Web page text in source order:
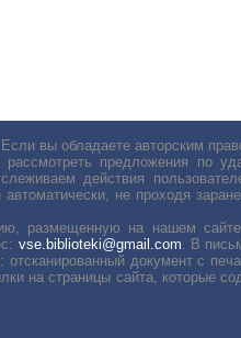
вы обладаете авторским
предложения по
действия
не проходя
размещенную на нашем
vse.biblioteki@gmail.com. В
документ с
на страницы сайта, которые